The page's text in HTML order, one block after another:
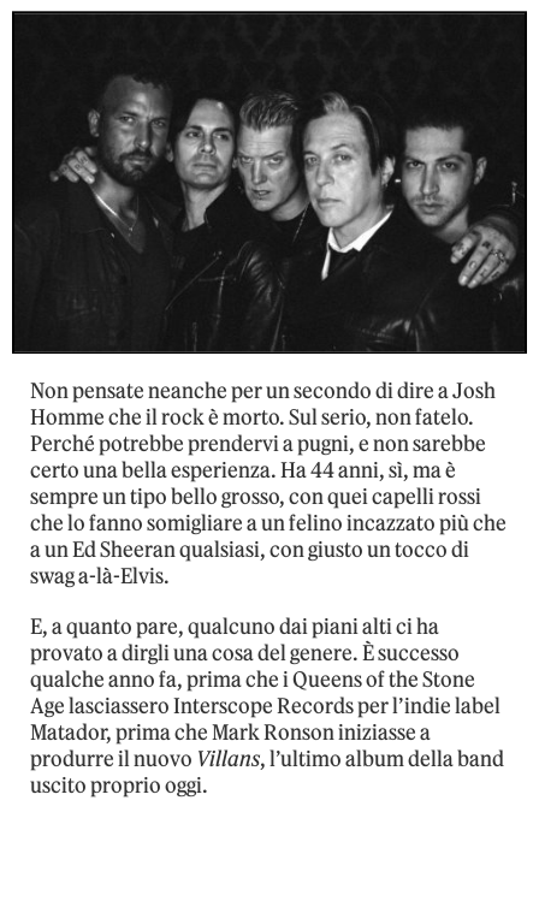
Non pensate neanche per un secondo di dire a Josh
Homme che il rock è morto. Sul serio, non fatelo.
Perché potrebbe prendervi a pugni, e non sarebbe
certo una bella esperienza. Ha 44 anni, sì, ma è
sempre un tipo bello grosso, con quei capelli rossi
che lo fanno somigliare a un felino incazzato più che
a un Ed Sheeran qualsiasi, con giusto un tocco di
swag a-là-Elvis.
E, a quanto pare, qualcuno dai piani alti ci ha
provato a dirgli una cosa del genere. È successo
qualche anno fa, prima che i Queens of the Stone
Age lasciassero Interscope Records per l’indie label
Matador, prima che Mark Ronson iniziasse a
produrre il nuovo Villans, l’ultimo album della band
uscito proprio oggi.